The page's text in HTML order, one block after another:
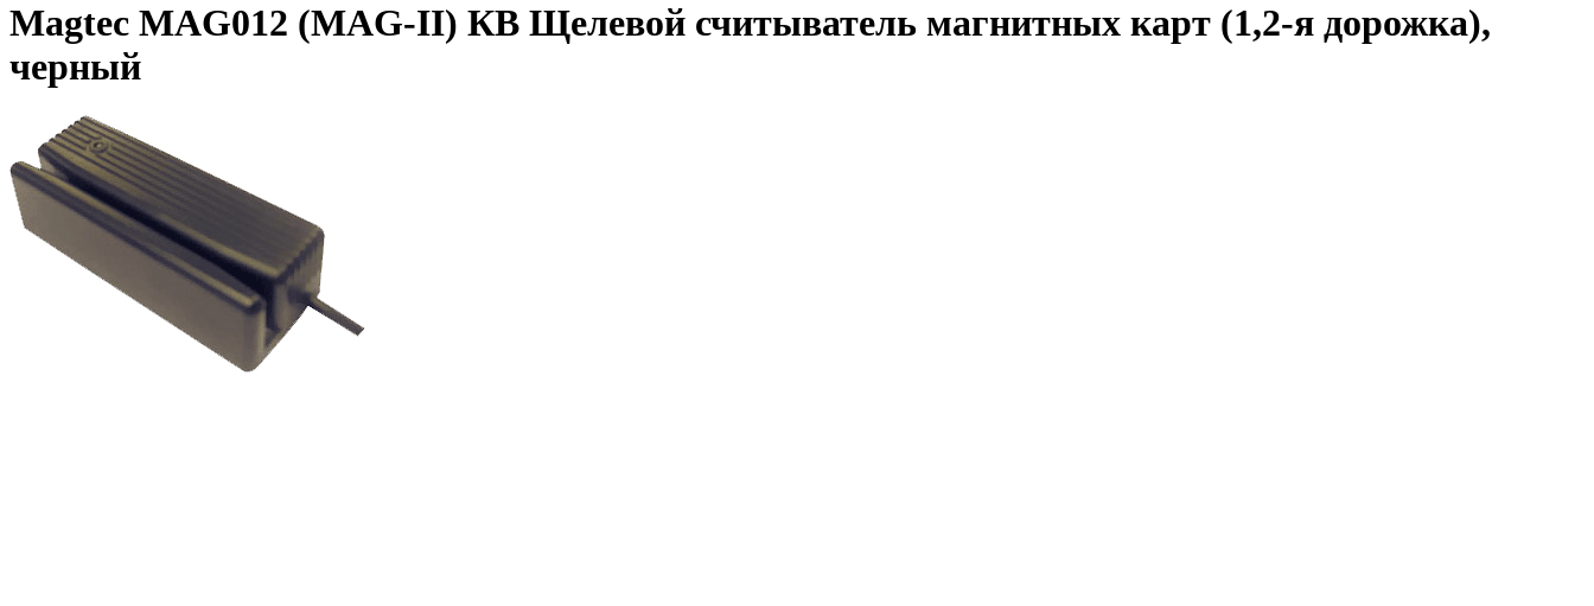
Magtec MAG012 (MAG-II) КВ Щелевой считыватель магнитных карт (1,2-я дорожка),
черный